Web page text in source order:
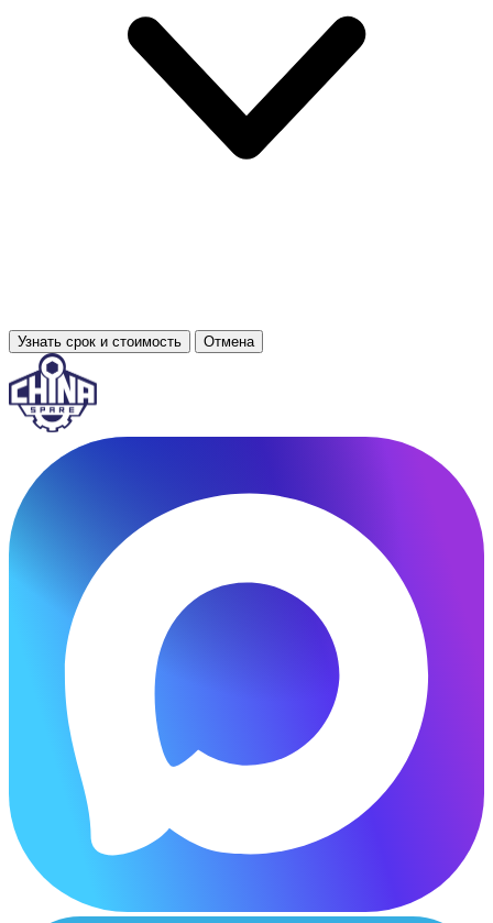
Узнать срок и стоимость Отмена